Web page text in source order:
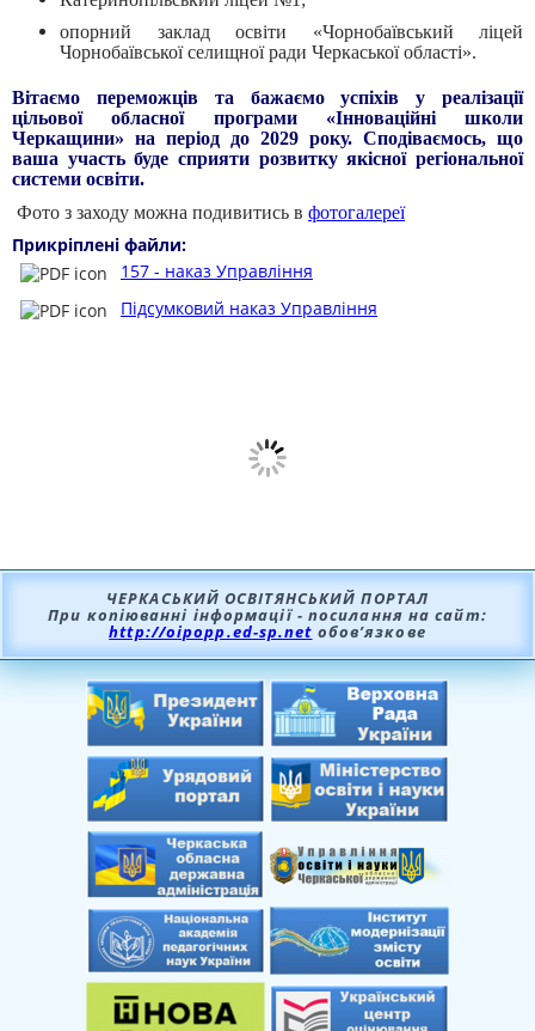
опорний заклад освіти «Чорнобаївський ліцей
Чорнобаївської селищної ради Черкаської області».
Вітаємо переможців та бажаємо успіхів у реалізації
цільової обласної програми «Інноваційні школи
Черкащини» на період до 2029 року. Сподіваємось, що
ваша участь буде сприяти розвитку якісної регіональної
системи освіти.
Фото з заходу можна подивитись в фотогалереї
Прикріплені файли:
157 - наказ Управління
Підсумковий наказ Управління
ЧЕРКАСЬКИЙ ОСВІТЯНСЬКИЙ ПОРТАЛ
При копіюванні інформації - посилання на сайт:
http://oipopp.ed-sp.net обов’язкове